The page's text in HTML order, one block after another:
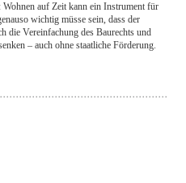
auf Zeit kann ein Instrument für
wichtig müsse sein, dass der
die Vereinfachung des Baurechts und
– auch ohne staatliche Förderung.